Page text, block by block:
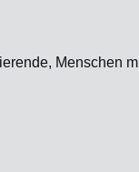
Menschen